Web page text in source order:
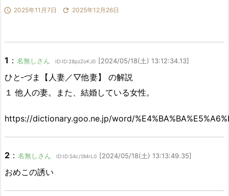
 2025年11月7日  2025年12月26日
1 ： 名無しさん ID:ID:28pzZoKJ0 [2024/05/18(土) 13:12:34.13]
ひと‐づま【人妻／▽他妻】 の解説
１ 他人の妻。また、結婚している女性。
https://dictionary.goo.ne.jp/word/
2 ： 名無しさん ID:ID:S4c/SMrL0 [2024/05/18(土) 13:13:49.35]
おめこの誘い